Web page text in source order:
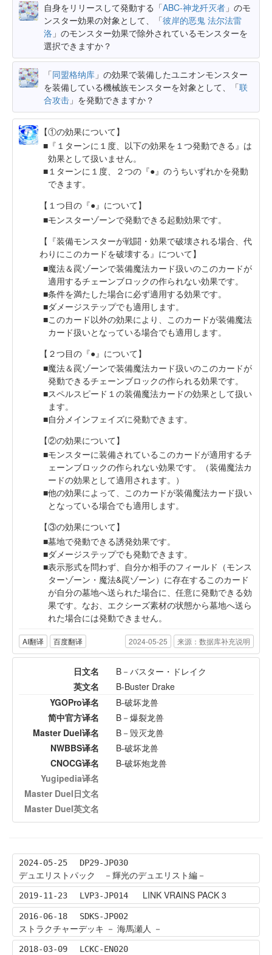
自身をリリースして発動する「ABC-神龙歼灭者 」のモ
ンスター効果の対象として、「彼岸的恶鬼 法尔法雷
洛 」のモンスター効果で除外されているモンスターを
選択できますか？
「同盟格纳库 」の効果で装備したユニオンモンスター
を装備している機械族モンスターを対象として、「联
合攻击 」を発動できますか？
【①の効果について】
『１ターンに１度、以下の効果を１つ発動できる』は
効果として扱いません。
１ターンに１度、２つの『●』のうちいずれかを発動
できます。
【１つ目の『●』について】
モンスターゾーンで発動できる起動効果です。
【『装備モンスターが戦闘・効果で破壊される場合、代
わりにこのカードを破壊する』について】
魔法＆罠ゾーンで装備魔法カード扱いのこのカードが
適用するチェーンブロックの作られない効果です。
条件を満たした場合に必ず適用する効果です。
ダメージステップでも適用します。
このカード以外の効果により、このカードが装備魔法
カード扱いとなっている場合でも適用します。
【２つ目の『●』について】
魔法＆罠ゾーンで装備魔法カード扱いのこのカードが
発動できるチェーンブロックの作られる効果です。
スペルスピード１の装備魔法カードの効果として扱い
ます。
自分メインフェイズに発動できます。
【②の効果について】
モンスターに装備されているこのカードが適用するチ
ェーンブロックの作られない効果です。（装備魔法カ
ードの効果として適用されます。）
他の効果によって、このカードが装備魔法カード扱い
となっている場合でも適用します。
【③の効果について】
墓地で発動できる誘発効果です。
ダメージステップでも発動できます。
表示形式を問わず、自分か相手のフィールド（モンス
ターゾーン・魔法&罠ゾーン）に存在するこのカード
が自分の墓地へ送られた場合に、任意に発動できる効
果です。なお、エクシーズ素材の状態から墓地へ送ら
れた場合には発動できません。
AI翻译 百度翻译 2024-05-25 来源：数据库补充说明
日文名
B－バスター・ドレイク
英文名
B-Buster Drake
YGOPro译名
B-破坏龙兽
简中官方译名
B－爆裂龙兽
Master Duel译名
B－毁灭龙兽
NWBBS译名
B-破坏龙兽
CNOCG译名
B-破坏炮龙兽
Yugipedia译名
Master Duel日文名
Master Duel英文名
2024-05-25 DP29-JP030
デュエリストパック －輝光のデュエリスト編－
2019-11-23 LVP3-JP014 LINK VRAINS PACK 3
2016-06-18 SDKS-JP002
ストラクチャーデッキ － 海馬瀬人 －
2018-03-09 LCKC-EN020